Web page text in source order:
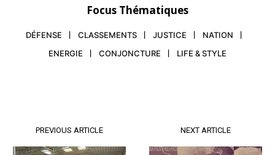
Focus Thématiques
DÉFENSE CLASSEMENTS JUSTICE
NATION
ENERGIE
CONJONCTURE LIFE & STYLE
PREVIOUS ARTICLE NEXT ARTICLE